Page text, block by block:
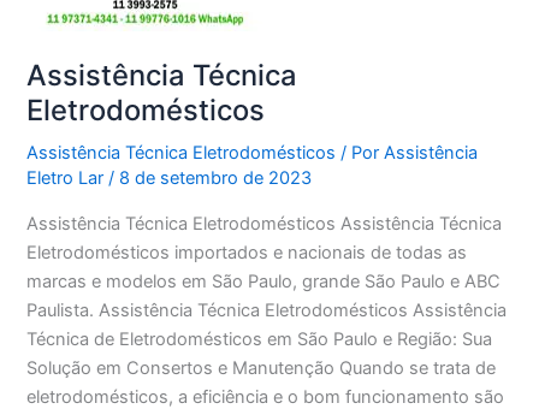
Assistência Técnica
Eletrodomésticos
Assistência Técnica Eletrodomésticos / PorAssistência
Eletro Lar/ 8 de setembro de 2023
Assistência Técnica Eletrodomésticos Assistência Técnica
Eletrodomésticos importados e nacionais de todas as
marcas e modelos em São Paulo, grande São Paulo e ABC
Paulista. Assistência Técnica Eletrodomésticos Assistência
Técnica de Eletrodomésticos em São Paulo e Região: Sua
Solução em Consertos e Manutenção Quando se trata de
eletrodomésticos, a eficiência e o bom funcionamento são